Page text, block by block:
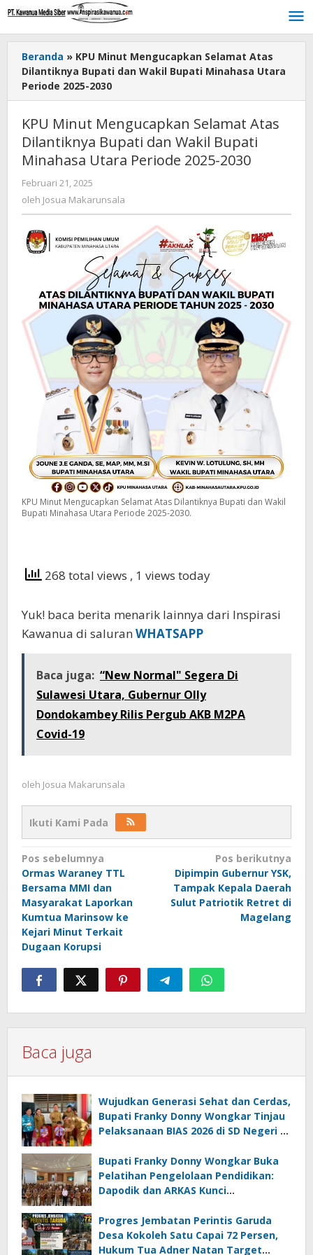
Lewati
konten
Beranda » KPU Minut Mengucapkan Selamat Atas
Dilantiknya Bupati dan Wakil Bupati Minahasa Utara
Periode 2025-2030
KPU Minut Mengucapkan Selamat Atas
Dilantiknya Bupati dan Wakil Bupati
Minahasa Utara Periode 2025-2030
Februari 21, 2025
Josua
oleh Josua Makarunsala
KPU Minut Mengucapkan Selamat Atas Dilantiknya Bupati dan Wakil
Bupati Minahasa Utara Periode 2025-2030.
268 total views , 1 views today
Yuk! baca berita menarik lainnya dari Inspirasi
Kawanua di saluran WHATSAPP
Baca juga: “New Normal" Segera Di
Sulawesi Utara, Gubernur Olly
Dondokambey Rilis Pergub AKB M2PA
Covid-19
oleh Josua Makarunsala
Ikuti Kami Pada
Navigasi
pos
Pos sebelumnya
Ormas Waraney TTL
Bersama MMI dan
Masyarakat Laporkan
Kumtua Marinsow ke
Kejari Minut Terkait
Dugaan Korupsi
Pos berikutnya
Dipimpin Gubernur YSK,
Tampak Kepala Daerah
Sulut Patriotik Retret di
Magelang
Baca juga
Wujudkan Generasi Sehat dan Cerdas,
Bupati Franky Donny Wongkar Tinjau
Pelaksanaan BIAS 2026 di SD Negeri 2
Bupati Franky Donny Wongkar Buka
Pelatihan Pengelolaan Pendidikan:
Dapodik dan ARKAS Kunci
Minahasa Selatan
Progres Jembatan Perintis Garuda
Desa Kokoleh Satu Capai 72 Persen,
Hukum Tua Adner Natan Target